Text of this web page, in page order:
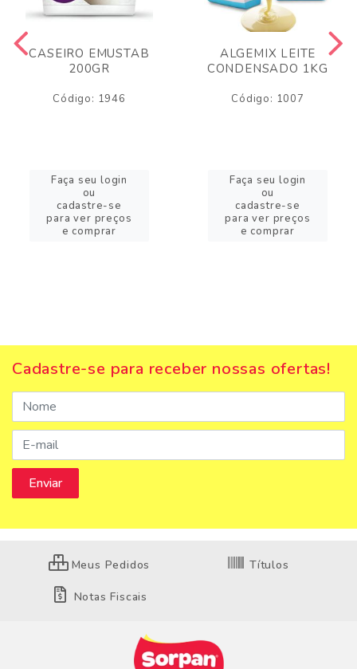
CASEIRO EMUSTAB
200GR
Código: 1946
Faça seu login
ou
cadastre-se
para ver preços
e comprar
ALGEMIX LEITE
CONDENSADO 1KG
Código: 1007
Faça seu login
ou
cadastre-se
para ver preços
e comprar
Cadastre-se para receber nossas ofertas!
Meus Pedidos Títulos
Notas Fiscais